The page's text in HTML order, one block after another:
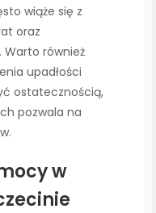
wiąże się z
oraz
Warto również
upadłości
ostatecznością,
pozwala na
w